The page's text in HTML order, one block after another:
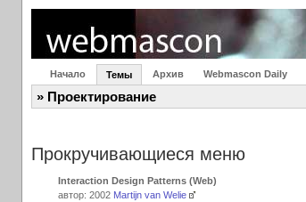
Начало Темы Архив Webmascon Daily
» Проектирование
Прокручивающиеся меню
Interaction Design Patterns (Web)
автор: 2002 Martijn van Welie